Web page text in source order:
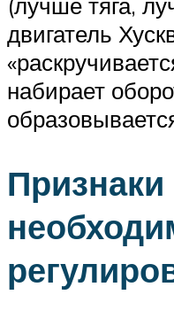
двигатель
набирает
Признаки